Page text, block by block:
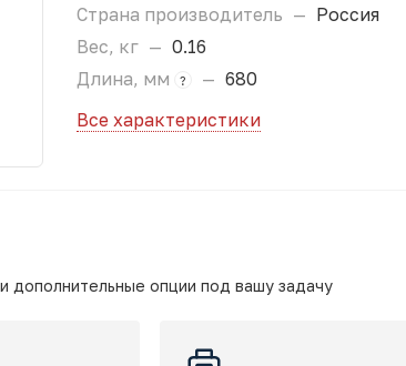
Страна производитель — Россия
Вес, кг — 0.16
Длина, мм
? — 680
Все характеристики
дополнительные опции под вашу задачу